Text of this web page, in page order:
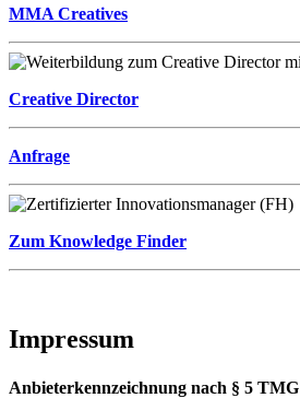
MMA Creatives
Creative Director
Anfrage
Zum Knowledge Finder
Impressum
Anbieterkennzeichnung nach § 5 TMG